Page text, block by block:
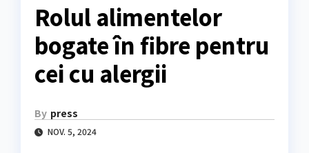
Rolul alimentelor
bogate în fibre pentru
cei cu alergii
By press
NOV. 5, 2024